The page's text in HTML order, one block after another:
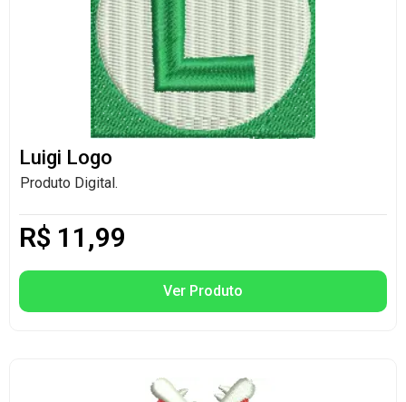
Luigi Logo
Produto Digital.
R$ 11,99
Ver Produto